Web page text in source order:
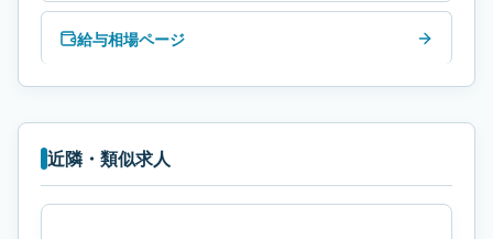
給与相場ページ
近隣・類似求人